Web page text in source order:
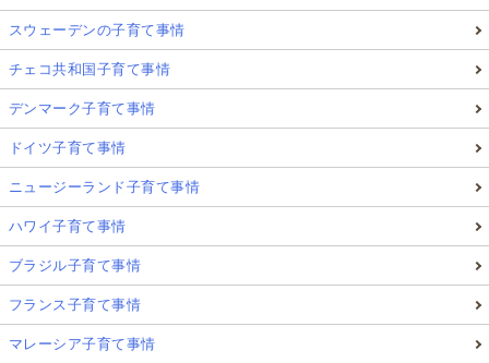
スウェーデンの子育て事情
チェコ共和国子育て事情
デンマーク子育て事情
ドイツ子育て事情
ニュージーランド子育て事情
ハワイ子育て事情
ブラジル子育て事情
フランス子育て事情
マレーシア子育て事情